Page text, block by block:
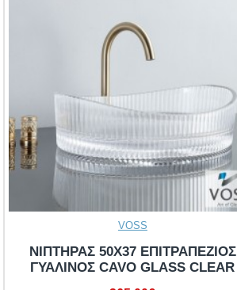
VOSS
ΝΙΠΤΗΡΑΣ 50X37 ΕΠΙΤΡΑΠΕΖΙΟΣ
ΓΥΑΛΙΝΟΣ CAVO GLASS CLEAR